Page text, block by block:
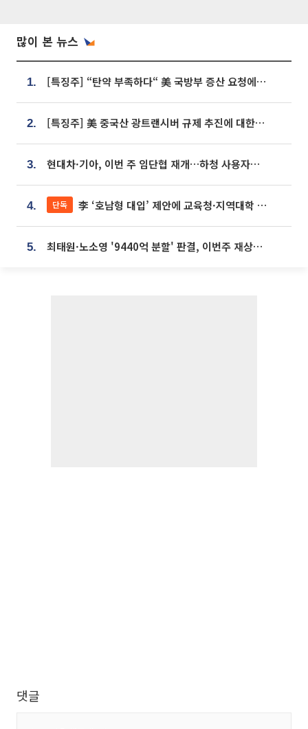
많이 본 뉴스
1. [특징주] “탄약 부족하다“ 美 국방부 증산 요청에⋯국내 방산주 급등세
2. [특징주] 美 중국산 광트랜시버 규제 추진에 대한광통신 등 광통신株 강세
3. 현대차·기아, 이번 주 임단협 재개…하청 사용자성 재심도 ‘변수’
4. 단독 李 ‘호남형 대입’ 제안에 교육청·지역대학 서·논술형 입시 연계 '착수'
5. 최태원·노소영 '9440억 분할' 판결, 이번주 재상고 여부 주목
댓글